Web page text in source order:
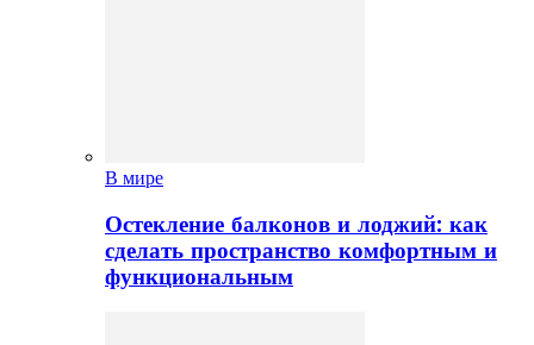
В мире
Остекление балконов и лоджий: как
сделать пространство комфортным и
функциональным